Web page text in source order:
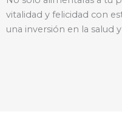
vitalidad y felicidad con
una inversión en la salud